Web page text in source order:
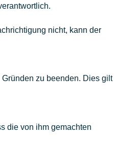
nicht, kann der
zu beenden. Dies gilt
die von ihm gemachten